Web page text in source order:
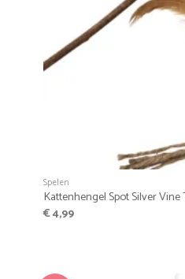
Spelen
Kattenhengel Spot Silver Vine
€4,99